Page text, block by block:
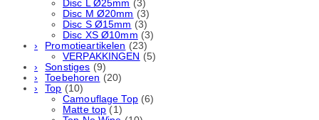
Disc L Ø25mm (3)
Disc M Ø20mm (3)
Disc S Ø15mm (3)
Disc XS Ø10mm (3)
Promotieartikelen (23)
VERPAKKINGEN (5)
Sonstiges (9)
Toebehoren (20)
Top (10)
Camouflage Top (6)
Matte top (1)